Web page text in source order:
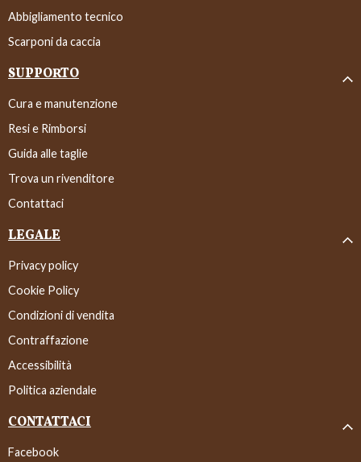
Abbigliamento tecnico
Scarponi da caccia
SUPPORTO
Cura e manutenzione
Resi e Rimborsi
Guida alle taglie
Trova un rivenditore
Contattaci
LEGALE
Privacy policy
Cookie Policy
Condizioni di vendita
Contraffazione
Accessibilità
Politica aziendale
CONTATTACI
Facebook